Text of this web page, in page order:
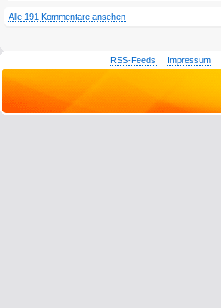
Alle 191 Kommentare ansehen
RSS-Feeds Impressum